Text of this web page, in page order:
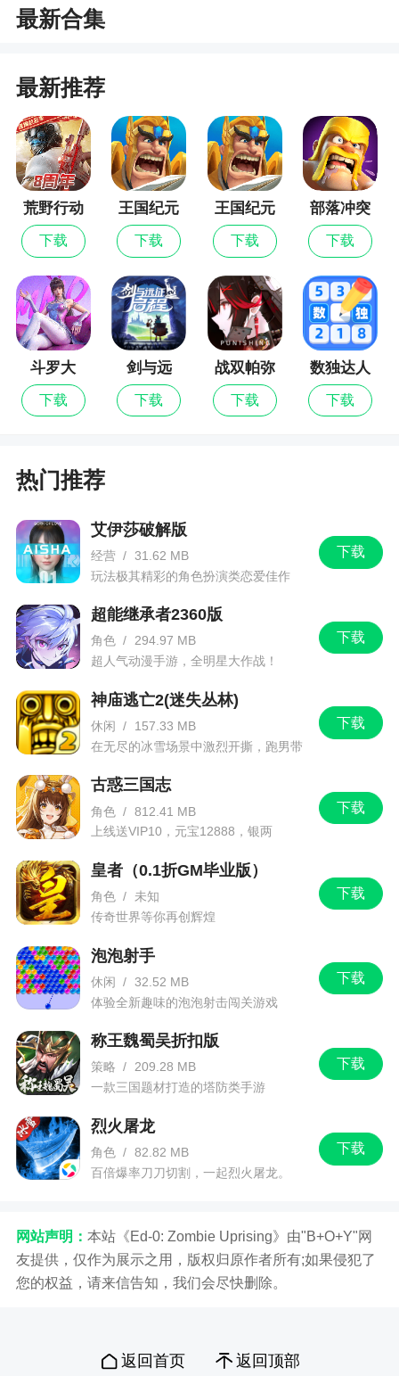
此处。
息。
为什么？分享个人身份识别信息可能导致您的
隐私和账号安全受到威胁。
3、不要尝试恢复朋友的游戏账号。
为什么？试图通过玩家支持来恢复他人游戏账
号的行为视为盗取他人账号，我们无法核实您的朋
友，请他本人来信联系我们。
二、充值没有到账怎么办？
通常情况下，订单会立即交付。但有时可能会
出现延迟的情况。如果您的订单出现延误，这意味
着订单正在处理中，您不需要再次尝试购买，因为
有时候，只需要重启游戏，让它与服务器重新
三、游戏安装失败怎么解决？
如遇到安装失败的情况，还请参考以下两种原
1、出现程序损坏，建议您尝试重新下载后再次
进行安装
2、请在清理缓存后，确保手机中有足够的空
间，同时在游戏中心重新下载安装。
四、登录或游戏中为什么会加载超时？
解决方案：
1、尝试连接到信号较稳定的wifi，使用移动网
2、关闭wifi/移动网络后重新打开；
3、重启手机再进行尝试；
出现原因：
1、与当前的网络环境有关；
游戏特色
1、上百条龙等着你喂养升级，现在下载还有价
值66元的礼包
2、我有一座育龙岛玩家可以收集龙蛋，孵化，
3、能够与萌龙进行亲密互动，培育一直强大的
龙所带来的成就感是不可言喻的
5、游戏更内容会了丰富的地图BOSS，龙城争
最新合集
最新推荐
荒野行动
下载
王国纪元
下载
王国纪元
最新版
下载
部落冲突
下载
斗罗大
陆：猎魂
世界
下载
剑与远
征：启程
下载
战双帕弥
什
下载
数独达人
下载
热门推荐
下载
艾伊莎破解版
经营 / 31.62 MB
玩法极其精彩的角色扮演类恋爱佳作
下载
超能继承者2360版
角色 / 294.97 MB
超人气动漫手游，全明星大作战！
下载
神庙逃亡2(迷失丛林)
休闲 /
157.33 MB
在无尽的冰雪场景中激烈开撕，跑男带
下载
古惑三国志
角色 / 812.41 MB
上线送VIP10，元宝12888，银两
下载
皇者（0.1折GM毕业版）
角色 /
未知
传奇世界等你再创辉煌
下载
泡泡射手
休闲 / 32.52 MB
体验全新趣味的泡泡射击闯关游戏
下载
称王魏蜀吴折扣版
策略 / 209.28 MB
一款三国题材打造的塔防类手游
下载
烈火屠龙
角色 / 82.82 MB
百倍爆率刀刀切割，一起烈火屠龙。
网站声明： 本站《Ed-0: Zombie Uprising》由"B+O+Y"网
友提供，仅作为展示之用，版权归原作者所有;如果侵犯了
您的权益，请来信告知，我们会尽快删除。
返回首页 返回顶部